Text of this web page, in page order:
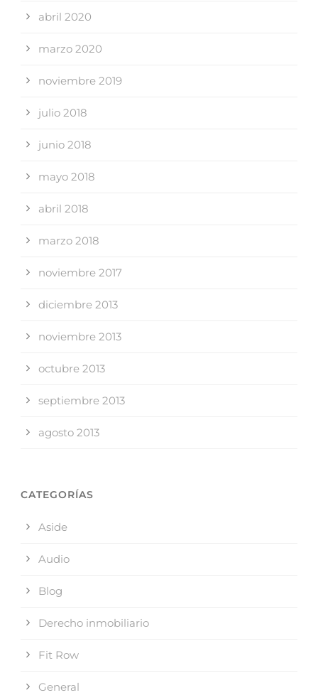
abril 2020
marzo 2020
noviembre 2019
julio 2018
junio 2018
mayo 2018
abril 2018
marzo 2018
noviembre 2017
diciembre 2013
noviembre 2013
octubre 2013
septiembre 2013
agosto 2013
CATEGORÍAS
Aside
Audio
Blog
Derecho inmobiliario
Fit Row
General